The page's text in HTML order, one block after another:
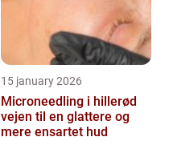
15 january 2026
Microneedling i hillerød
vejen til en glattere og
mere ensartet hud